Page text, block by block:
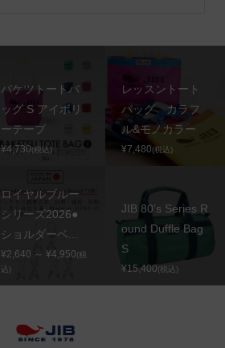
バケツトートバ
ッグ S アイボリ
ーテープ
¥4,730(税込)
レッスントート
バッグ カラフ
ル&モノカラー
¥7,480(税込)
ロイヤルブルー
シリーズ2026●
ショルダーベ...
¥2,640 ～ ¥4,950(税
込)
JIB 80’s Series R
ound Duffle Bag
S
¥15,400(税込)